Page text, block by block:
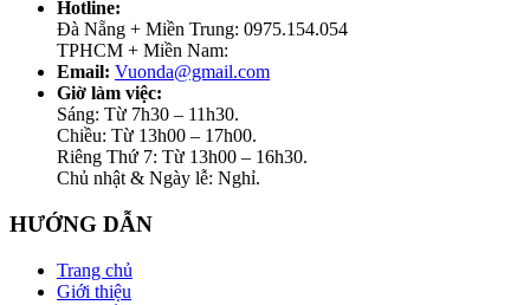
Hotline:
Đà Nẵng + Miền Trung: 0975.154.054
TPHCM + Miền Nam:
Email: Vuonda@gmail.com
Giờ làm việc:
Sáng: Từ 7h30 – 11h30.
Chiều: Từ 13h00 – 17h00.
Riêng Thứ 7: Từ 13h00 – 16h30.
Chủ nhật & Ngày lễ: Nghỉ.
HƯỚNG DẪN
Trang chủ
Giới thiệu